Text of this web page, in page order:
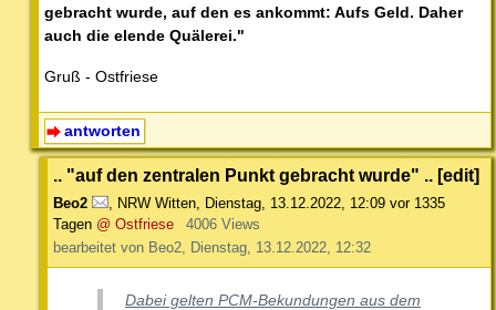
gebracht wurde, auf den es ankommt: Aufs Geld. Daher
auch die elende Quälerei."
Gruß - Ostfriese
antworten
.. "auf den zentralen Punkt gebracht wurde" .. [edit]
Beo2 NRW Witten Dienstag, 13.12.2022, 12:09 vor 1335
Tagen @ Ostfriese
4006 Views
bearbeitet von Beo2, Dienstag, 13.12.2022, 12:32
Dabei gelten PCM-Bekundungen aus dem